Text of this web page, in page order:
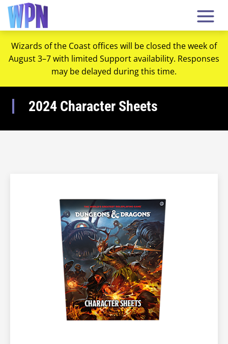
Wizards of the Coast offices will be closed the week of
August 3–7 with limited Support availability. Responses
may be delayed during this time.
2024 Character Sheets